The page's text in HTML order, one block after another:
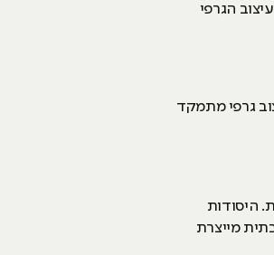
הגרפי
גרפי מתמקד
היסודות
מייצרת